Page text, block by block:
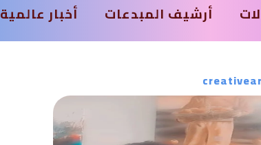
أرشيف المبدعات أخبار عالمية